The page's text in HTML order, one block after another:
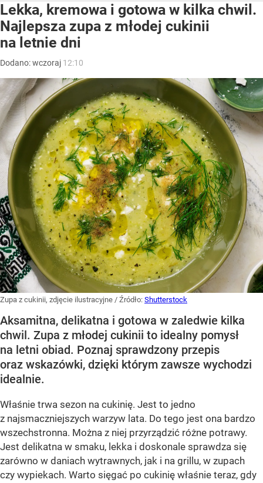
Lekka, kremowa i gotowa w kilka chwil.
Najlepsza zupa z młodej cukinii
na letnie dni
Dodano:wczoraj 12:10
Zupa z cukinii, zdjęcie ilustracyjne / Źródło: Shutterstock
Aksamitna, delikatna i gotowa w zaledwie kilka
chwil. Zupa z młodej cukinii to idealny pomysł
na letni obiad. Poznaj sprawdzony przepis
oraz wskazówki, dzięki którym zawsze wychodzi
idealnie.
Właśnie trwa sezon na cukinię. Jest to jedno
z najsmaczniejszych warzyw lata. Do tego jest ona bardzo
wszechstronna. Można z niej przyrządzić różne potrawy.
Jest delikatna w smaku, lekka i doskonale sprawdza się
zarówno w daniach wytrawnych, jak i na grillu, w zupach
czy wypiekach. Warto sięgać po cukinię właśnie teraz, gdy